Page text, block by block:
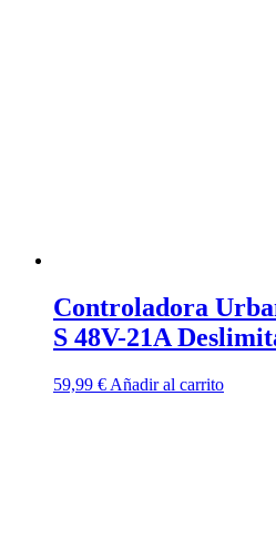
Controladora
S 48V-21A
59,99 € Añadir al carrito